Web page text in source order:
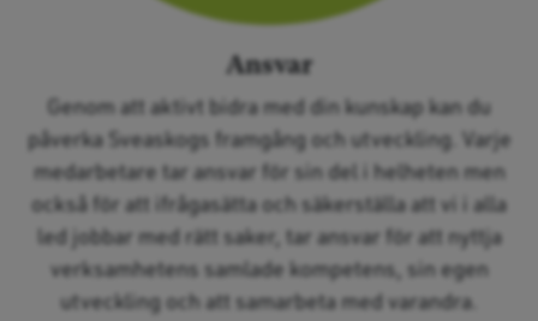
Ansvar
Genom att aktivt bidra med din kunskap kan du
påverka Sveaskogs framgång och utveckling. Varje
medarbetare tar ansvar för sin del i helheten men
också för att ifrågasätta och säkerställa att vi i alla
led jobbar med rätt saker, tar ansvar för att nyttja
verksamhetens samlade kompetens, sin egen
utveckling och att samarbeta med varandra.